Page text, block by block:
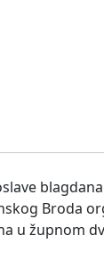
Broda
u župnom